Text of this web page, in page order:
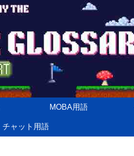
MOBA用語
チャット用語